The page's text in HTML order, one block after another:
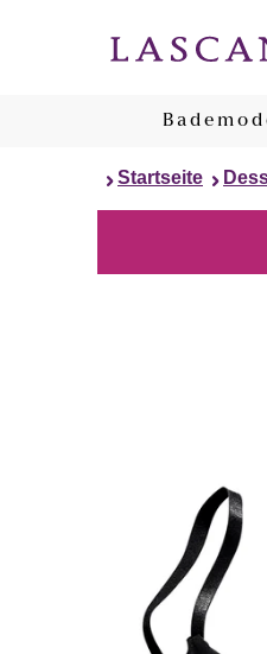
Startseite